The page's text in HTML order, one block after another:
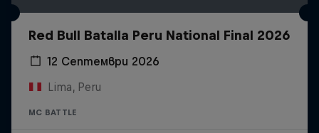
Red Bull Batalla Peru National Final 2026
12 Септември 2026
Lima, Peru
MC BATTLE